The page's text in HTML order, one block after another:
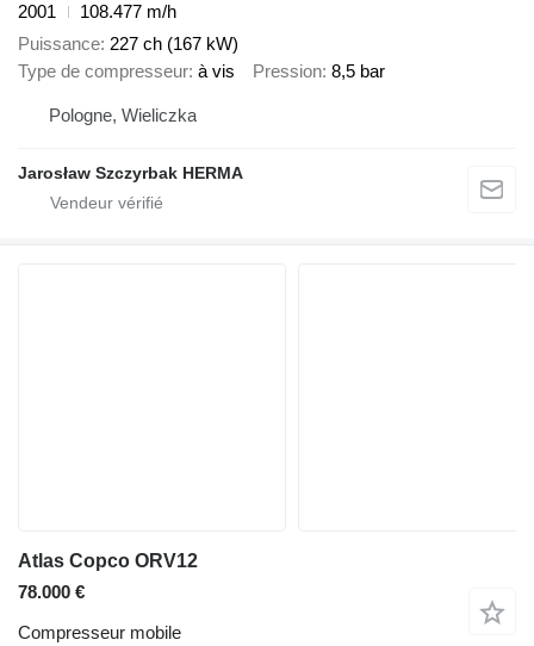
2001
108.477 m/h
Puissance 227 ch (167 kW)
Type de compresseur à vis Pression 8,5 bar
Pologne, Wieliczka
Jarosław Szczyrbak HERMA
Atlas Copco ORV12
78.000 €
Compresseur mobile